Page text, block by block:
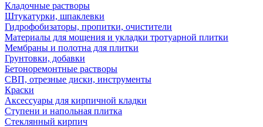
Кладочные растворы
Штукатурки, шпаклевки
Гидрофобизаторы, пропитки, очистители
Материалы для мощения и укладки тротуарной плитки
Мембраны и полотна для плитки
Грунтовки, добавки
Бетоноремонтные растворы
СВП, отрезные диски, инструменты
Краски
Аксессуары для кирпичной кладки
Ступени и напольная плитка
Cтеклянный кирпич